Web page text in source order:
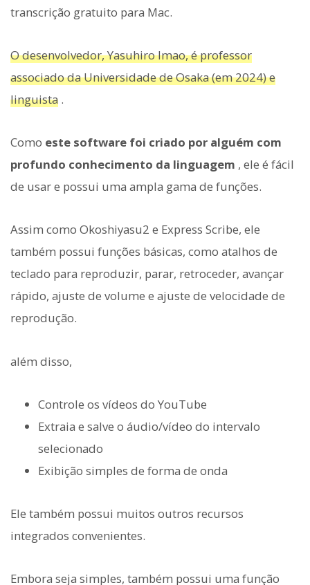
transcrição gratuito para Mac.
O desenvolvedor, Yasuhiro Imao, é professor
associado da Universidade de Osaka (em 2024) e
linguista .
Como este software foi criado por alguém com
profundo conhecimento da linguagem , ele é fácil
de usar e possui uma ampla gama de funções.
Assim como Okoshiyasu2 e Express Scribe, ele
também possui funções básicas, como atalhos de
teclado para reproduzir, parar, retroceder, avançar
rápido, ajuste de volume e ajuste de velocidade de
reprodução.
além disso,
Controle os vídeos do YouTube
Extraia e salve o áudio/vídeo do intervalo
selecionado
Exibição simples de forma de onda
Ele também possui muitos outros recursos
integrados convenientes.
Embora seja simples, também possui uma função